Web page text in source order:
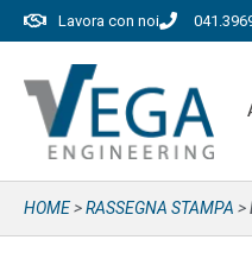
Lavora con noi
HOME>RASSEGNA STAMPA >